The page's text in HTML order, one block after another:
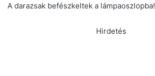
A darazsak befészkeltek a lámpaoszlopba!
Hirdetés